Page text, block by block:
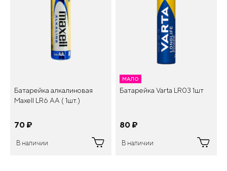
Батарейка алкалиновая
Maxell LR6 AA ( 1шт.)
70 ¤
В наличии
МАЛО
Батарейка Varta LR03 1шт
80 ¤
В наличии